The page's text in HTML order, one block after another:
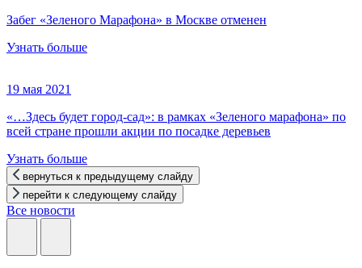
Забег «Зеленого Марафона» в Москве отменен
Узнать больше
19 мая 2021
«…Здесь будет город-сад»: в рамках «Зеленого марафона» по
всей стране прошли акции по посадке деревьев
Узнать больше
вернуться к предыдущему слайду
перейти к следующему слайду
Все новости